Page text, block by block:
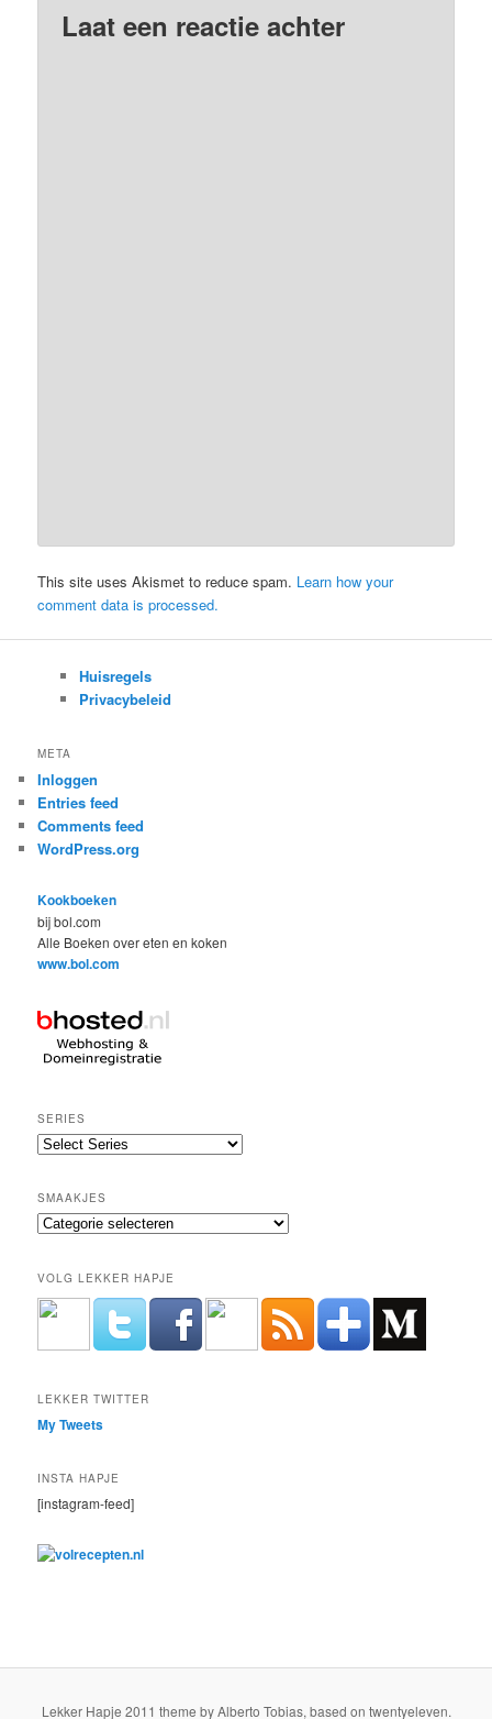
Laat een reactie achter
This site uses Akismet to reduce spam. Learn how your
comment data is processed.
Huisregels
Privacybeleid
META
Inloggen
Entries feed
Comments feed
WordPress.org
Kookboeken
bij bol.com
Alle Boeken over eten en koken
www.bol.com
SERIES
SMAAKJES
Smaakjes
VOLG LEKKER HAPJE
LEKKER TWITTER
My Tweets
INSTA HAPJE
[instagram-feed]
Lekker Hapje 2011 theme by Alberto Tobias, based on twentyeleven.